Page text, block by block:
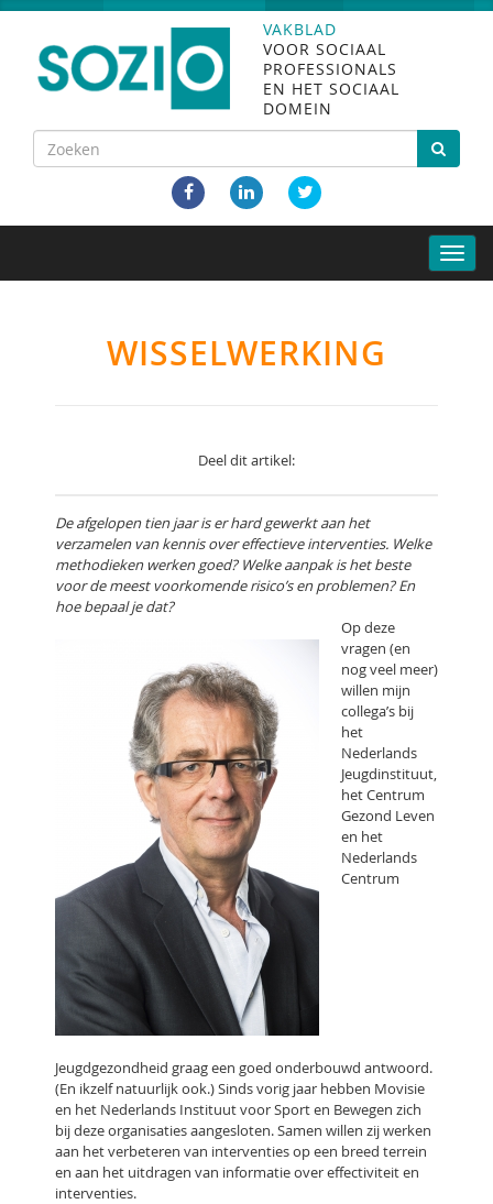
VAKBLAD
VOOR SOCIAAL
PROFESSIONALS
EN HET SOCIAAL
DOMEIN
Toggle
WISSELWERKING
Deel dit artikel:
De afgelopen tien jaar is er hard gewerkt aan het
verzamelen van kennis over effectieve interventies. Welke
methodieken werken goed? Welke aanpak is het beste
voor de meest voorkomende risico’s en problemen? En
hoe bepaal je dat?
Op deze
vragen (en
nog veel meer)
willen mijn
collega’s bij
het
Nederlands
Jeugdinstituut,
het Centrum
Gezond Leven
en het
Nederlands
Centrum
Jeugdgezondheid graag een goed onderbouwd antwoord.
(En ikzelf natuurlijk ook.) Sinds vorig jaar hebben Movisie
en het Nederlands Instituut voor Sport en Bewegen zich
bij deze organisaties aangesloten. Samen willen zij werken
aan het verbeteren van interventies op een breed terrein
en aan het uitdragen van informatie over effectiviteit en
interventies.